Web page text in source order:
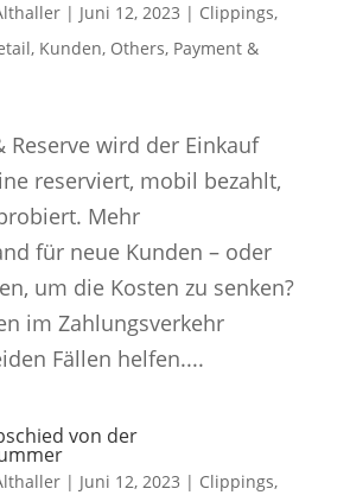
| Juni 12, 2023 | Clippings,
, Kunden, Others, Payment &
Reserve wird der Einkauf
reserviert, mobil bezahlt,
Mehr
für neue Kunden – oder
um die Kosten zu senken?
im Zahlungsverkehr
Fällen helfen....
von der
| Juni 12, 2023 | Clippings,